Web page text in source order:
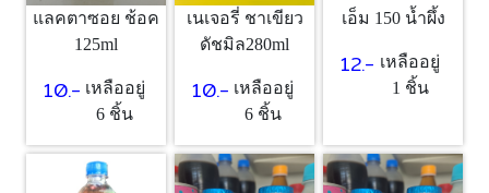
แลคตาซอย ช้อค
125ml
10.- เหลืออยู่
6 ชิ้น
เนเจอรี่ ชาเขียว
ดัชมิล280ml
10.- เหลืออยู่
6 ชิ้น
เอ็ม 150 น้ำผึ้ง
12.- เหลืออยู่
1 ชิ้น